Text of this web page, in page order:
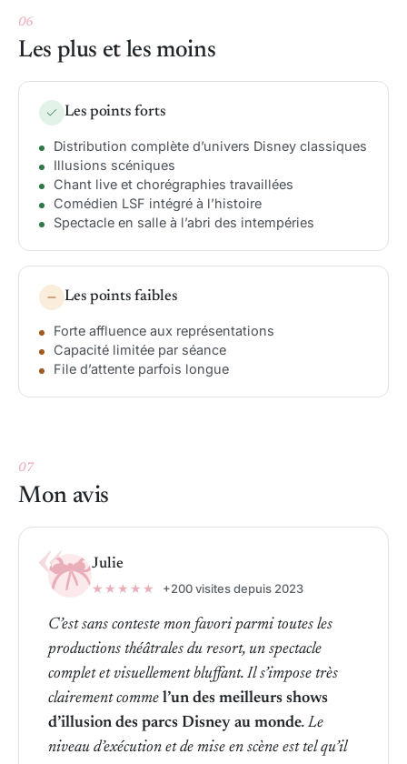
06
Les plus et les moins
Les points forts
Distribution complète d’univers Disney classiques
Illusions scéniques
Chant live et chorégraphies travaillées
Comédien LSF intégré à l’histoire
Spectacle en salle à l’abri des intempéries
Les points faibles
Forte affluence aux représentations
Capacité limitée par séance
File d’attente parfois longue
07
Mon avis
Julie
★★★★★
+200 visites depuis 2023
C’est sans conteste mon favori parmi toutes les
productions théâtrales du resort, un spectacle
complet et visuellement bluffant. Il s’impose très
clairement comme l’un des meilleurs shows
d’illusion des parcs Disney au monde. Le
niveau d’exécution et de mise en scène est tel qu’il